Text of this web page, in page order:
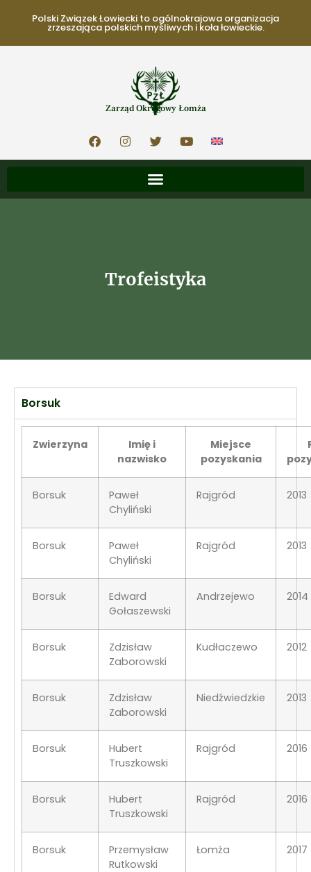
Polski Związek Łowiecki to ogólnokrajowa organizacja
zrzeszająca polskich myśliwych i koła łowieckie.
Zarząd Okręgowy Łomża
Trofeistyka
Borsuk
Zwierzyna
Imię i
nazwisko
Miejsce
pozyskania
Borsuk
Paweł
Chyliński
Rajgród 2013
Borsuk
Paweł
Chyliński
Rajgród 2013
Borsuk
Edward
Gołaszewski
Andrzejewo 2014
Borsuk
Zdzisław
Zaborowski
Kudłaczewo 2012
Borsuk
Zdzisław
Zaborowski
Niedźwiedzkie 2013
Borsuk
Hubert
Truszkowski
Rajgród 2016
Borsuk
Hubert
Truszkowski
Rajgród 2016
Borsuk
Przemysław
Rutkowski
Łomża 2017